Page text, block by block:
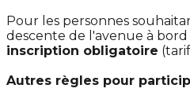
Pour les personnes
descente de l'avenue à bord
inscription obligatoire
Autres règles pour